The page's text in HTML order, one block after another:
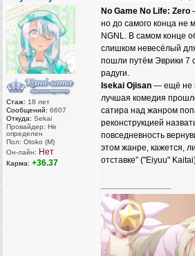
Стаж: 18 лет
Сообщений: 6607
Откуда: Sekai
Провайдер: Не
определен
Пол: Otoko (M)
Он-лайн: Нет
Карма: +36.37
No Game No Life: Zero
но до самого конца не
NGNL. В самом конце
слишком невесёлый
пошли путём Эврики 7
радуги.
Isekai Ojisan — ещё не
лучшая комедия
сатира над жанром
реконструкцией
повседневность
этом жанре, кажется,
отставке” ("Eiyuu"